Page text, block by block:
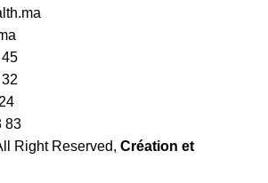
83
Right Reserved, Création et